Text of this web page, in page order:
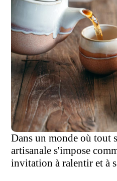
Dans un monde où tout
artisanale s'impose
invitation à ralentir et à